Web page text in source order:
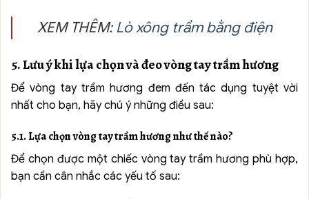
XEM THÊM:Lò xông trầm bằng điện
5. Lưu ý khi lựa chọn và đeo vòng tay trầm hương
Để vòng tay trầm hương đem đến tác dụng tuyệt vời
nhất cho bạn, hãy chú ý những điều sau:
5.1. Lựa chọn vòng tay trầm hương như thế nào?
Để chọn được một chiếc vòng tay trầm hương phù hợp,
bạn cần cân nhắc các yếu tố sau: